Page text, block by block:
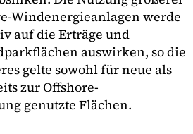
Windenergieanlagen werde
auf die Erträge und
auswirken, so die
gelte sowohl für neue als
zur Offshore-
genutzte Flächen.